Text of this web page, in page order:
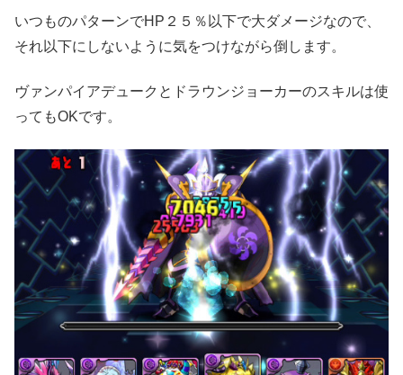
いつものパターンでHP２５％以下で大ダメージなので、
それ以下にしないように気をつけながら倒します。
ヴァンパイアデュークとドラウンジョーカーのスキルは使
ってもOKです。